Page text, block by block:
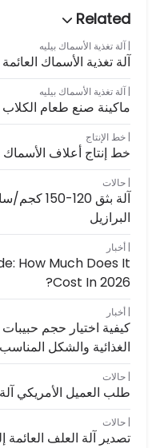
آلة تغذية الأسماك بيليه
آلة تغذية الأسماك
آلة تغذية الأسماك بيليه
ماكينة صنع طعام الكلاب |
خط الإنتاج
خط إنتاج أعلاف الأسماك
حالات
آلة بثق
البرازيل
أخبار
How Much Does It
Cost In 2026?
أخبار
كيفية اختيار حجم
الغذائية والشكل المناسب
حالات
طلب العميل الأمريكي
حالات
تصدير آلة العلف